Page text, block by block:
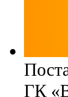
ГК